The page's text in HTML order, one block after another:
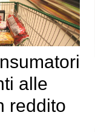
alle
reddito